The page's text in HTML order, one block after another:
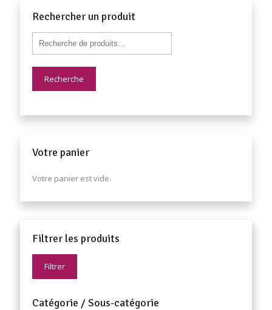
Rechercher un produit
Recherche
Votre panier
Votre panier est vide.
Filtrer les produits
Filtrer
Catégorie / Sous-catégorie